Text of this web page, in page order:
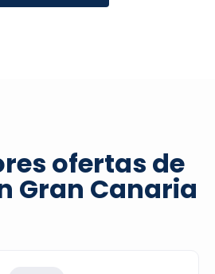
ofertas de
Gran Canaria